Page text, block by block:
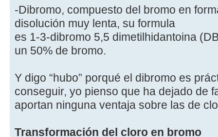
-Dibromo, compuesto del bromo en
disolución muy lenta, su formula
es 1-3-dibromo 5,5 dimetilhidantoina
un 50% de bromo.
Y digo “hubo” porqué el dibromo es
conseguir, yo pienso que ha dejado de
aportan ninguna ventaja sobre las de
Transformación del cloro en bromo